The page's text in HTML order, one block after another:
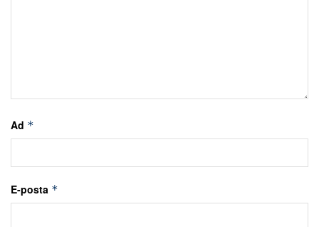
Ad *
E-posta *